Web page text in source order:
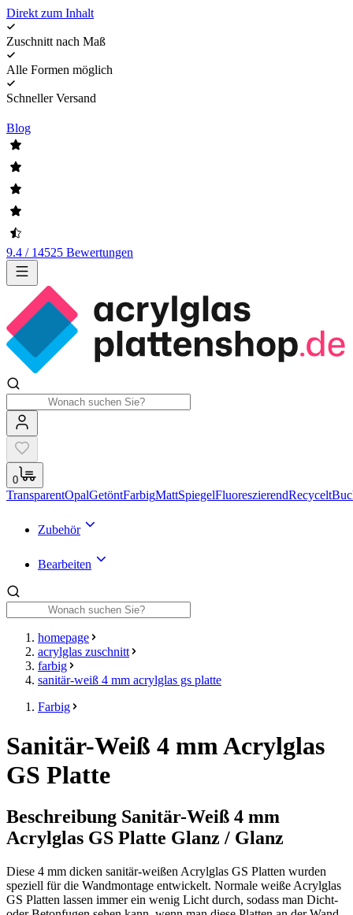
Direkt zum Inhalt
Zuschnitt nach Maß
Alle Formen möglich
Schneller Versand
Blog
9.4 / 14525 Bewertungen
0
TransparentOpalGetöntFarbigMattSpiegelFluoreszierendRecycelt
Zubehör
Bearbeiten
homepage
acrylglas zuschnitt
farbig
sanitär-weiß 4 mm acrylglas gs platte
Farbig
Sanitär-Weiß 4 mm Acrylglas
GS Platte
Beschreibung Sanitär-Weiß 4 mm
Acrylglas GS Platte Glanz / Glanz
Diese 4 mm dicken sanitär-weißen Acrylglas GS Platten wurden
speziell für die Wandmontage entwickelt. Normale weiße Acrylglas
GS Platten lassen immer ein wenig Licht durch, sodass man Dicht-